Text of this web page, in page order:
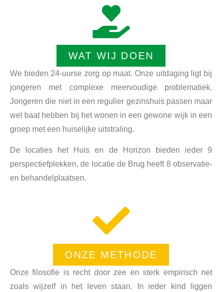
WAT WIJ DOEN
We bieden 24-uurse zorg op maat. Onze uitdaging ligt bij
jongeren met complexe meervoudige problematiek.
Jongeren die niet in een regulier gezinshuis passen maar
wel baat hebben bij het wonen in een gewone wijk in een
groep met een huiselijke uitstraling.
De locaties het Huis en de Horizon bieden ieder 9
perspectiefplekken, de locatie de Brug heeft 8 observatie-
en behandelplaatsen.
ONZE METHODE
Onze filosofie is recht door zee en sterk empirisch net
zoals wijzelf in het leven staan. In ieder kind liggen